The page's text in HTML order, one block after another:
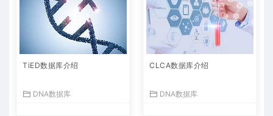
TiED数据库介绍
DNA数据库
CLCA数据库介绍
DNA数据库